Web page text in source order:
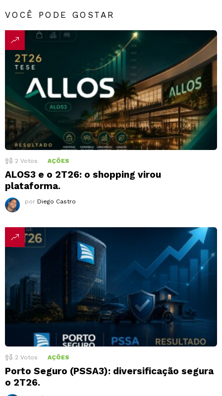
VOCÊ PODE GOSTAR
2 Votos AÇÕES
ALOS3 e o 2T26: o shopping virou
plataforma.
por Diego Castro
2 Votos AÇÕES
Porto Seguro (PSSA3): diversificação segura
o 2T26.